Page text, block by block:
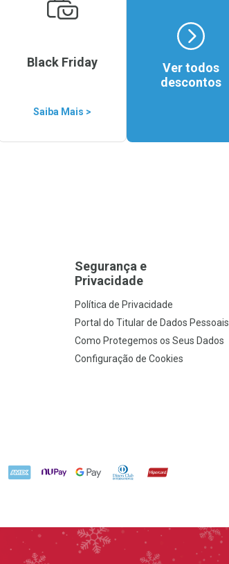
Black Friday
Saiba Mais >
Ver todos
descontos
Segurança e
Privacidade
Política de Privacidade
Portal do Titular de Dados Pessoais
Como Protegemos os Seus Dados
Configuração de Cookies
AMEX NuPay Google PayDiners ClubHipercard